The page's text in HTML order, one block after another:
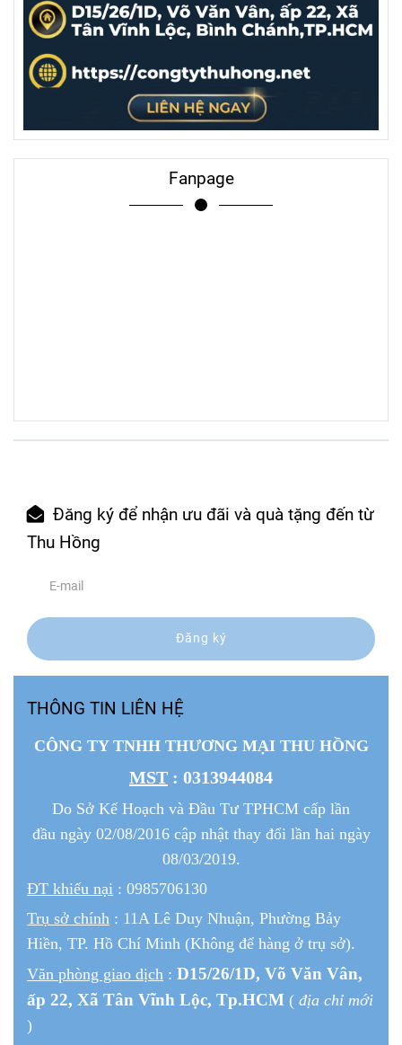
Fanpage
Đăng ký để nhận ưu đãi và quà tặng đến từ
Thu Hồng
Đăng ký
THÔNG TIN LIÊN HỆ
CÔNG TY TNHH THƯƠNG MẠI THU HỒNG
MST : 0313944084
Do Sở Kế Hoạch và Đầu Tư TPHCM cấp lần
đầu ngày 02/08/2016 cập nhật thay đổi lần hai ngày
08/03/2019.
ĐT khiếu nại : 0985706130
Trụ sở chính : 11A Lê Duy Nhuận, Phường Bảy
Hiền, TP. Hồ Chí Minh (Không để hàng ở trụ sở).
Văn phòng giao dịch : D15/26/1D, Võ Văn Vân,
ấp 22, Xã Tân Vĩnh Lộc, Tp.HCM ( địa chỉ mới
)